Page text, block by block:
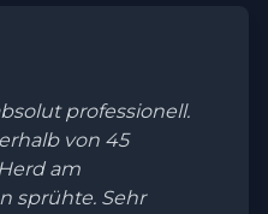
professionell.
von 45
am
sprühte. Sehr